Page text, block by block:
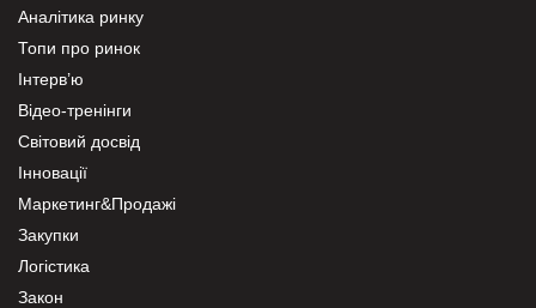
Аналітика ринку
Топи про ринок
Інтерв’ю
Відео-тренінги
Світовий досвід
Інновації
Маркетинг&Продажі
Закупки
Логістика
Закон